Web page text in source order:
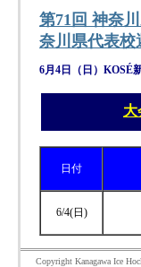
第71回 神奈
奈川県代表校
6月4日（日）​KOSÉ
大
日付
6/4(日)
Copyright Kanagawa Ice